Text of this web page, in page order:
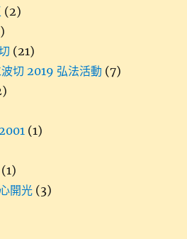
(2)
(21)
切 2019 弘法活動 (7)
(1)
(1)
開光 (3)